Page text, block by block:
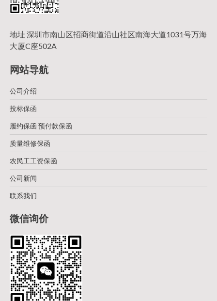
地址 深圳市南山区招商街道沿山社区南海大道1031号万海
大厦C座502A
网站导航
公司介绍
投标保函
履约保函 预付款保函
质量维修保函
农民工工资保函
公司新闻
联系我们
微信询价